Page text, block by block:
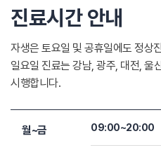
진료시간 안내
자생은 토요일 및 공휴일에도 정상
일요일 진료는 강남, 광주, 대전, 울
시행합니다.
월~금 09:00~20:00